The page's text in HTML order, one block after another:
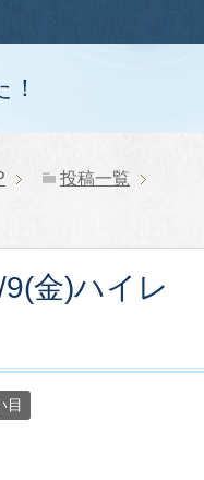
投稿一覧
9(金)ハイレ
目